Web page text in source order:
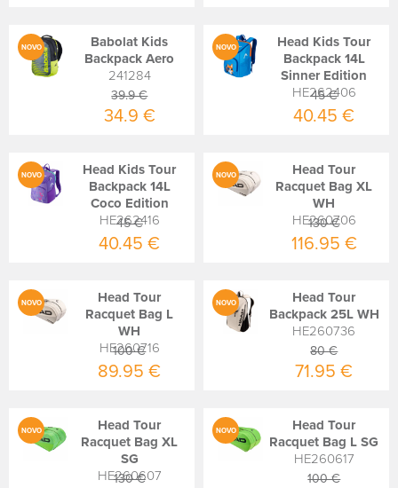
NOVO
Babolat Kids
Backpack Aero
241284
39.9 €
34.9 €
NOVO
Head Kids Tour
Backpack 14L
Sinner Edition
HE262406
45 €
40.45 €
NOVO
Head Kids Tour
Backpack 14L
Coco Edition
HE262416
45 €
40.45 €
NOVO
Head Tour
Racquet Bag XL
WH
HE260706
130 €
116.95 €
NOVO
Head Tour
Racquet Bag L
WH
HE260716
100 €
89.95 €
NOVO
Head Tour
Backpack 25L WH
HE260736
80 €
71.95 €
NOVO
Head Tour
Racquet Bag XL
SG
HE260607
130 €
NOVO
Head Tour
Racquet Bag L SG
HE260617
100 €